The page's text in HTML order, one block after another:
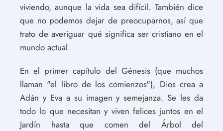
viviendo, aunque la vida sea difícil. También dice
que no podemos dejar de preocuparnos, así que
trato de averiguar qué significa ser cristiano en el
mundo actual.
En el primer capítulo del Génesis (que muchos
llaman "el libro de los comienzos"), Dios crea a
Adán y Eva a su imagen y semejanza. Se les da
todo lo que necesitan y viven felices juntos en el
Jardín hasta que comen del Árbol del